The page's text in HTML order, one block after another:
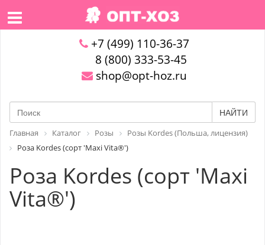
+7 (499) 110-36-37
8 (800) 333-53-45
shop@opt-hoz.ru
НАЙТИ
Главная Каталог Розы
Розы Kordes (Польша, лицензия)
Роза Kordes (сорт 'Maxi Vita®')
Роза Kordes (сорт 'Maxi
Vita®')